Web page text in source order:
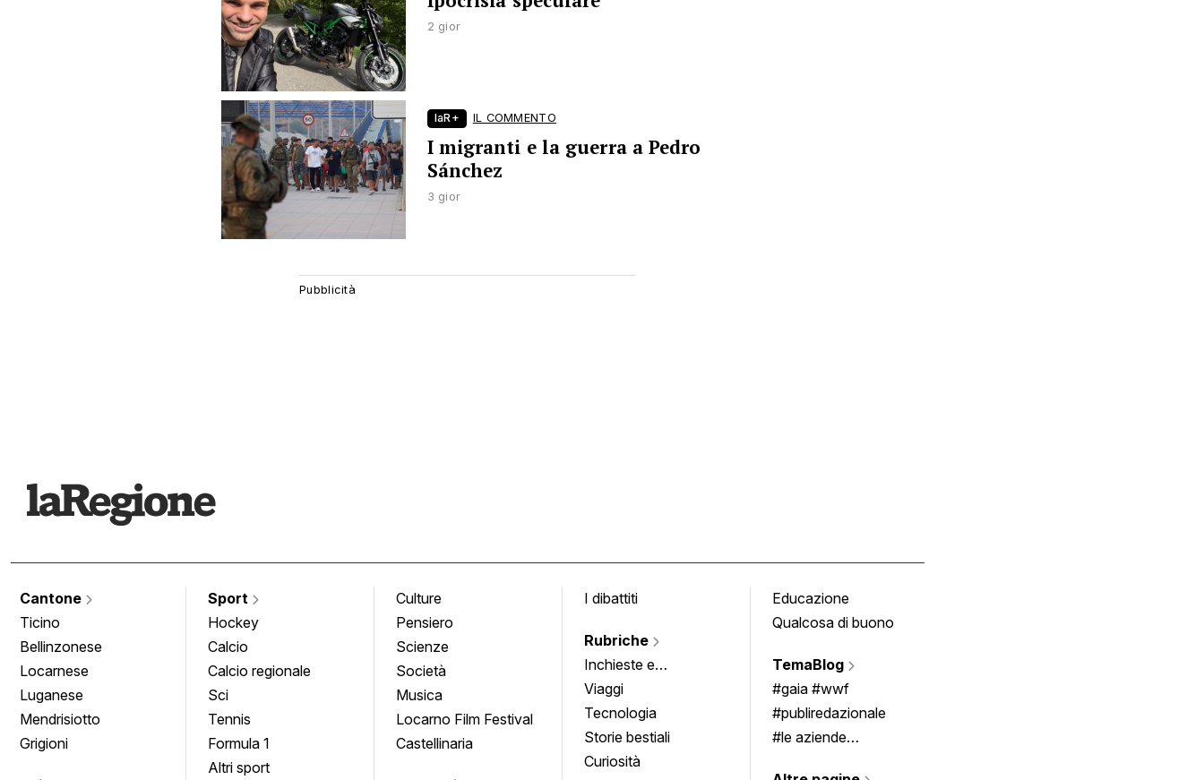
2 gior
laR+ IL COMMENTO
I migranti e la guerra a Pedro
Sánchez
3 gior
Cantone
Ticino
Bellinzonese
Locarnese
Luganese
Mendrisiotto
Grigioni
Sport
Hockey
Calcio
Calcio regionale
Sci
Tennis
Formula 1
Altri sport
Culture
Pensiero
Scienze
Società
Musica
Locarno Film Festival
Castellinaria
I dibattiti
Rubriche
Inchieste e
approfondimenti
Viaggi
Tecnologia
Storie bestiali
Curiosità
Educazione
Qualcosa di buono
TemaBlog
#gaia #wwf
#publiredazionale
#le aziende